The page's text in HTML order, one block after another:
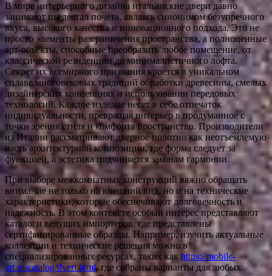
В мире интерьерного дизайна итальянские двери давно
занимают пьедестал почета, являясь синонимом безупречного
вкуса, высокого качества и инновационного подхода. Это не
просто элементы разграничения пространства, а полноценные
арт-объекты, способные преобразить любое помещение, от
классической резиденции до минималистичного лофта.
Секрет их всемирного признания кроется в уникальном
сплаве многовековых традиций обработки древесины, смелых
дизайнерских концепциях и использовании передовых
технологий. Каждое изделие несет в себе отпечаток
индивидуальности, превращая интерьер в продуманное с
точки зрения стиля и комфорта пространство. Производители
из Италии рассматривают дверное полотно как неотъемлемую
часть архитектурной композиции, где форма следует за
функцией, а эстетика подчиняется законам гармонии.
При выборе межкомнатных конструкций важно обращать
внимание не только на внешний вид, но и на технические
характеристики, которые обеспечивают долговечность и
надежность. В этом контексте особый интерес представляют
каталоги ведущих импортеров, где представлены
сертифицированные образцы. Например, изучить актуальные
коллекции и технические решения можно в
специализированных ресурсах, таких как https://mobile-
art.ru/catalog/dveri.html, где собраны варианты для любых